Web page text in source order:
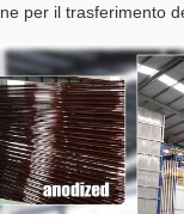
per il trasferimento